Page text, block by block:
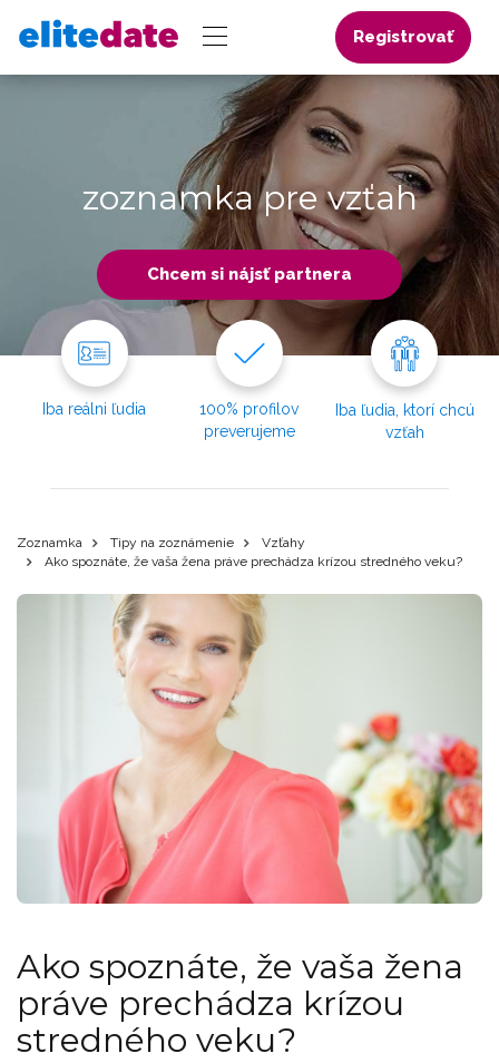
Registrovať
zoznamka pre vzťah
Chcem si nájsť partnera
Iba reálni ľudia
100% profilov
preverujeme
Iba ľudia, ktorí chcú
vzťah
Zoznamka Tipy na zoznámenie
Vzťahy
Ako spoznáte, že vaša žena práve prechádza krízou stredného veku?
Ako spoznáte, že vaša žena
práve prechádza krízou
stredného veku?